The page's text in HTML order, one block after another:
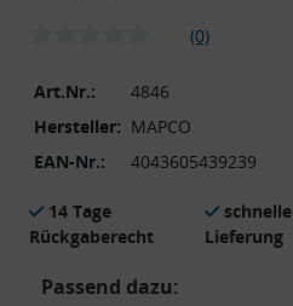
(0)
Art.Nr.:
4846
Hersteller: MAPCO
EAN-Nr.:
4043605439239
14 Tage
Rückgaberecht
schnelle
Lieferung
Passend dazu: